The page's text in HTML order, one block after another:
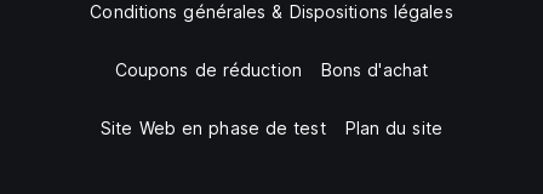
Conditions générales & Dispositions légales
Coupons de réduction Bons d'achat
Site Web en phase de test Plan du site